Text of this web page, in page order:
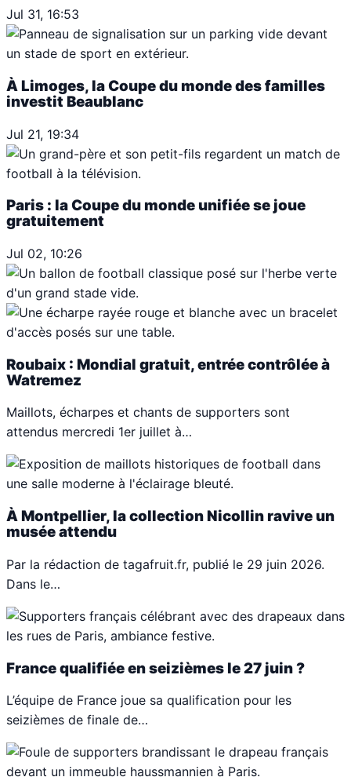
Jul 31, 16:53
À Limoges, la Coupe du monde des familles
investit Beaublanc
Jul 21, 19:34
Paris : la Coupe du monde unifiée se joue
gratuitement
Jul 02, 10:26
Roubaix : Mondial gratuit, entrée contrôlée à
Watremez
Maillots, écharpes et chants de supporters sont
attendus mercredi 1er juillet à…
À Montpellier, la collection Nicollin ravive un
musée attendu
Par la rédaction de tagafruit.fr, publié le 29 juin 2026.
Dans le…
France qualifiée en seizièmes le 27 juin ?
L’équipe de France joue sa qualification pour les
seizièmes de finale de…